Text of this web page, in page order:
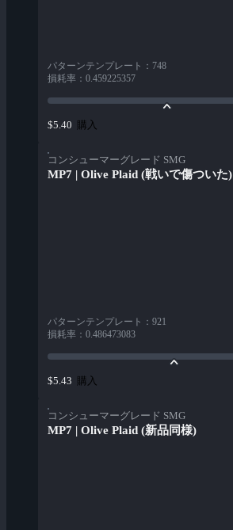
パターンテンプレート ： 748
損耗率 ： 0.459225357
$5.40 購入
コンシューマーグレード SMG
MP7 | Olive Plaid (戦いで傷ついた)
パターンテンプレート ： 921
損耗率 ： 0.486473083
$5.43 購入
コンシューマーグレード SMG
MP7 | Olive Plaid (新品同様)